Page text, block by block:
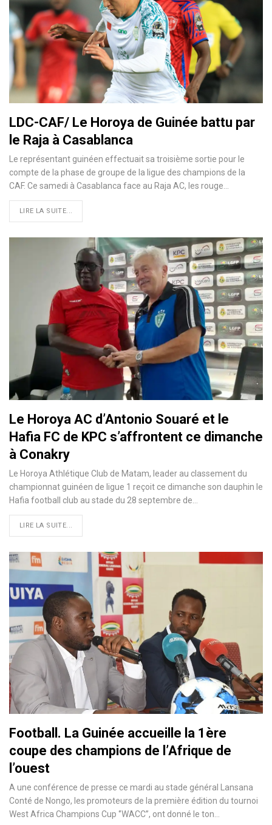
LDC-CAF/ Le Horoya de Guinée battu par
le Raja à Casablanca
Le représentant guinéen effectuait sa troisième sortie pour le
compte de la phase de groupe de la ligue des champions de la
CAF. Ce samedi à Casablanca face au Raja AC, les rouge…
LIRE LA SUITE...
Le Horoya AC d’Antonio Souaré et le
Hafia FC de KPC s’affrontent ce dimanche
à Conakry
Le Horoya Athlétique Club de Matam, leader au classement du
championnat guinéen de ligue 1 reçoit ce dimanche son dauphin le
Hafia football club au stade du 28 septembre de…
LIRE LA SUITE...
Football. La Guinée accueille la 1ère
coupe des champions de l’Afrique de
l’ouest
A une conférence de presse ce mardi au stade général Lansana
Conté de Nongo, les promoteurs de la première édition du tournoi
West Africa Champions Cup ‘’WACC’’, ont donné le ton…